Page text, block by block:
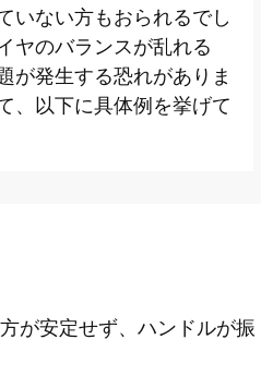
いない方もおられるでし
ヤのバランスが乱れる
が発生する恐れがありま
、以下に具体例を挙げて
が安定せず、ハンドルが振